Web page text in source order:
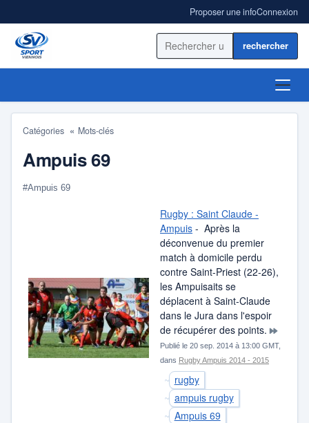
Proposer une infoConnexion
Rechercher sur le site
ACCUEIL
ACTUALITÉ
RÉSULTATS
Catégories Mots-clés
Ampuis 69
#Ampuis 69
Rugby : Saint Claude -
Ampuis - Après la
déconvenue du premier
match à domicile perdu
contre Saint-Priest (22-26),
les Ampuisaits se
déplacent à Saint-Claude
dans le Jura dans l'espoir
de récupérer des points.
Publié le 20 sep. 2014 à 13:00 GMT,
dans Rugby Ampuis 2014 - 2015
rugby
ampuis rugby
Ampuis 69